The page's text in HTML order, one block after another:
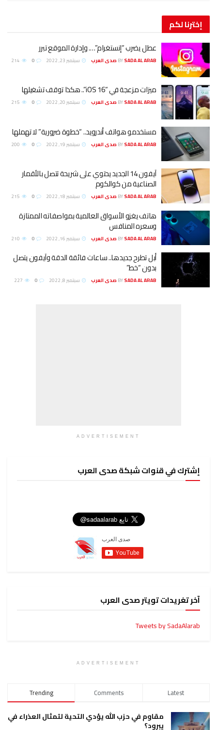
إخترنالكم
عطل يضرب “إنستغرام”…. وإدارة الموقع تبرر
BYSADA AL ARAB صدى العرب سبتمبر 23, 2022
ميزات مزعجة في “iOS 16”.. هكذا توقف تشغيلها
BYSADA AL ARAB صدى العرب سبتمبر 20, 2022
مستخدمو هواتف أندرويد.. “خطوة ضرورية” لا تهملها
BYSADA AL ARAB صدى العرب سبتمبر 19, 2022
آيفون 14 الجديد يحتوي على شريحة تتصل بالأقمار
الصناعية من كوالكوم
BYSADA AL ARAB صدى العرب سبتمبر 18, 2022
هاتف يغزو الأسواق العالمية بمواصفاته الممتازة
وسعره المنافس
BYSADA AL ARAB صدى العرب سبتمبر 16, 2022
أبل تطرح جديدها.. ساعات فائقة الدقة وآيفون يتصل
بدون “خط”
BYSADA AL ARAB صدى العرب سبتمبر 8, 2022
ADVERTISEMENT
إشترك في قنوات شبكة صدى العرب
آخر تغريدات تويتر صدى العرب
Tweets by SadaAlarab
ADVERTISEMENT
Trending Comments Latest
مقاوم في حزب الله يؤدي التحية لتمثال العذراء في
يبرود؟